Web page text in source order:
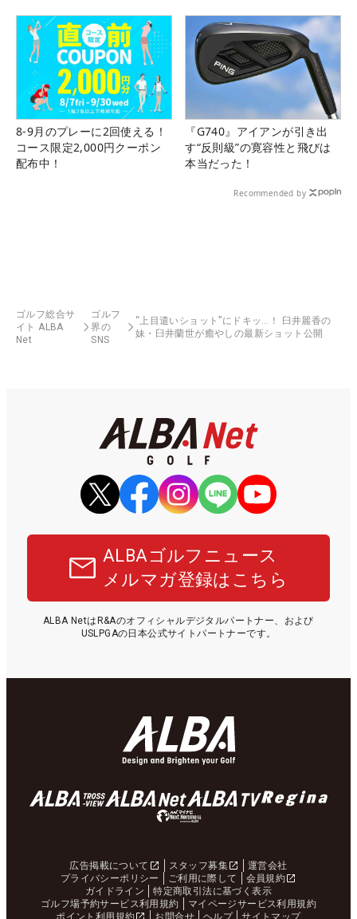
8-9月のプレーに2回使える！
コース限定2,000円クーポン
配布中！
『G740』アイアンが引き出
す“反則級”の寛容性と飛びは
本当だった！
Recommended by
ゴルフ総合サ
イト ALBA
Net
ゴルフ
界の
SNS
“上目遣いショット”にドキッ…！ 臼井麗香の
妹・臼井蘭世が癒やしの最新ショット公開
ALBAゴルフニュース
メルマガ登録はこちら
ALBA NetはR&Aのオフィシャルデジタルパートナー、および
USLPGAの日本公式サイトパートナーです。
広告掲載について スタッフ募集
運営会社
プライバシーポリシー
ご利用に際して
会員規約
ガイドライン
特定商取引法に基づく表示
ゴルフ場予約サービス利用規約
マイページサービス利用規約
ポイント利用規約
お問合せ ヘルプ サイトマップ